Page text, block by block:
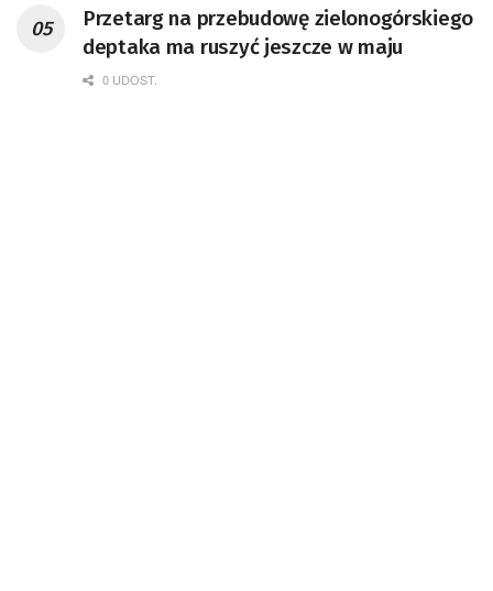
Przetarg na przebudowę zielonogórskiego
deptaka ma ruszyć jeszcze w maju
0 UDOST.